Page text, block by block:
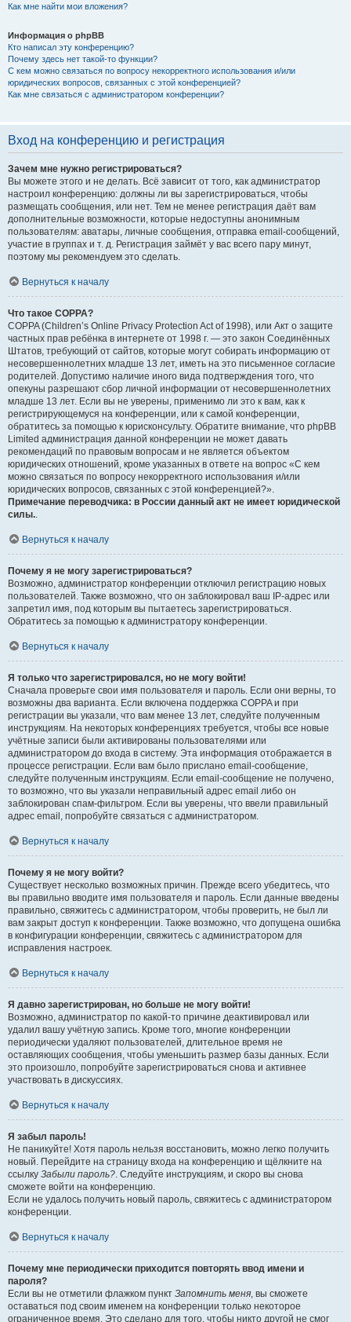
Как мне найти мои вложения?
Информация о phpBB
Кто написал эту конференцию?
Почему здесь нет такой-то функции?
С кем можно связаться по вопросу некорректного использования и/или
юридических вопросов, связанных с этой конференцией?
Как мне связаться с администратором конференции?
Вход на конференцию и регистрация
Зачем мне нужно регистрироваться?
Вы можете этого и не делать. Всё зависит от того, как администратор
настроил конференцию: должны ли вы зарегистрироваться, чтобы
размещать сообщения, или нет. Тем не менее регистрация даёт вам
дополнительные возможности, которые недоступны анонимным
пользователям: аватары, личные сообщения, отправка email-сообщений,
участие в группах и т. д. Регистрация займёт у вас всего пару минут,
поэтому мы рекомендуем это сделать.
Вернуться к началу
Что такое COPPA?
COPPA (Children’s Online Privacy Protection Act of 1998), или Акт о защите
частных прав ребёнка в интернете от 1998 г. — это закон Соединённых
Штатов, требующий от сайтов, которые могут собирать информацию от
несовершеннолетних младше 13 лет, иметь на это письменное согласие
родителей. Допустимо наличие иного вида подтверждения того, что
опекуны разрешают сбор личной информации от несовершеннолетних
младше 13 лет. Если вы не уверены, применимо ли это к вам, как к
регистрирующемуся на конференции, или к самой конференции,
обратитесь за помощью к юрисконсульту. Обратите внимание, что phpBB
Limited администрация данной конференции не может давать
рекомендаций по правовым вопросам и не является объектом
юридических отношений, кроме указанных в ответе на вопрос «С кем
можно связаться по вопросу некорректного использования и/или
юридических вопросов, связанных с этой конференцией?».
Примечание переводчика: в России данный акт не имеет юридической
силы..
Вернуться к началу
Почему я не могу зарегистрироваться?
Возможно, администратор конференции отключил регистрацию новых
пользователей. Также возможно, что он заблокировал ваш IP-адрес или
запретил имя, под которым вы пытаетесь зарегистрироваться.
Обратитесь за помощью к администратору конференции.
Вернуться к началу
Я только что зарегистрировался, но не могу войти!
Сначала проверьте свои имя пользователя и пароль. Если они верны, то
возможны два варианта. Если включена поддержка COPPA и при
регистрации вы указали, что вам менее 13 лет, следуйте полученным
инструкциям. На некоторых конференциях требуется, чтобы все новые
учётные записи были активированы пользователями или
администратором до входа в систему. Эта информация отображается в
процессе регистрации. Если вам было прислано email-сообщение,
следуйте полученным инструкциям. Если email-сообщение не получено,
то возможно, что вы указали неправильный адрес email либо он
заблокирован спам-фильтром. Если вы уверены, что ввели правильный
адрес email, попробуйте связаться с администратором.
Вернуться к началу
Почему я не могу войти?
Существует несколько возможных причин. Прежде всего убедитесь, что
вы правильно вводите имя пользователя и пароль. Если данные введены
правильно, свяжитесь с администратором, чтобы проверить, не был ли
вам закрыт доступ к конференции. Также возможно, что допущена ошибка
в конфигурации конференции, свяжитесь с администратором для
исправления настроек.
Вернуться к началу
Я давно зарегистрирован, но больше не могу войти!
Возможно, администратор по какой-то причине деактивировал или
удалил вашу учётную запись. Кроме того, многие конференции
периодически удаляют пользователей, длительное время не
оставляющих сообщения, чтобы уменьшить размер базы данных. Если
это произошло, попробуйте зарегистрироваться снова и активнее
участвовать в дискуссиях.
Вернуться к началу
Я забыл пароль!
Не паникуйте! Хотя пароль нельзя восстановить, можно легко получить
новый. Перейдите на страницу входа на конференцию и щёлкните на
ссылку Забыли пароль?. Следуйте инструкциям, и скоро вы снова
сможете войти на конференцию.
Если не удалось получить новый пароль, свяжитесь с администратором
конференции.
Вернуться к началу
Почему мне периодически приходится повторять ввод имени и
пароля?
Если вы не отметили флажком пункт Запомнить меня, вы сможете
оставаться под своим именем на конференции только некоторое
ограниченное время. Это сделано для того, чтобы никто другой не смог